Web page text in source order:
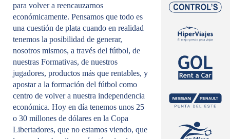
para volver a reencauzarnos
económicamente. Pensamos que todo es
una cuestión de plata cuando en realidad
tenemos la posibilidad de generar,
nosotros mismos, a través del fútbol, de
nuestras Formativas, de nuestros
jugadores, productos más que rentables, y
apostar a la formación del fútbol como
centro de volver a nuestra independencia
económica. Hoy en día tenemos unos 25
o 30 millones de dólares en la Copa
Libertadores, que no estamos viendo, que